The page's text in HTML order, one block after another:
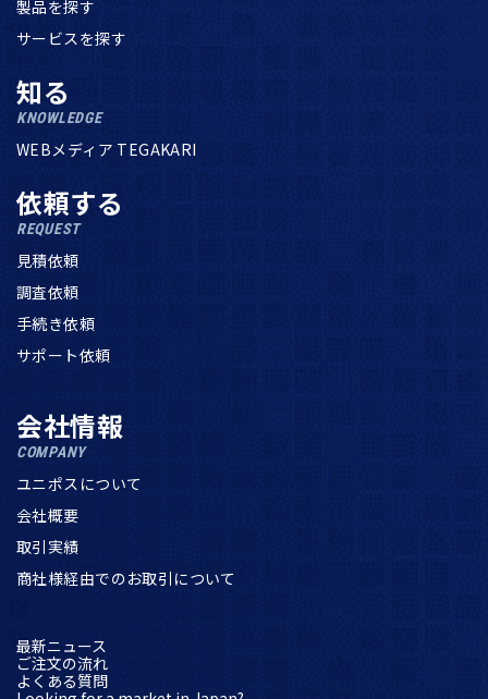
製品を探す
サービスを探す
知る
KNOWLEDGE
WEBメディア TEGAKARI
依頼する
REQUEST
見積依頼
調査依頼
手続き依頼
サポート依頼
会社情報
COMPANY
ユニポスについて
会社概要
取引実績
商社様経由でのお取引について
最新ニュース
ご注文の流れ
よくある質問